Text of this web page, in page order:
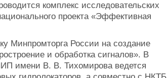
комплекс исследовательских
проекта «Эффективная
Минпромторга России на создание
и обработка сигналов». В
имени В. В. Тихомирова ведется